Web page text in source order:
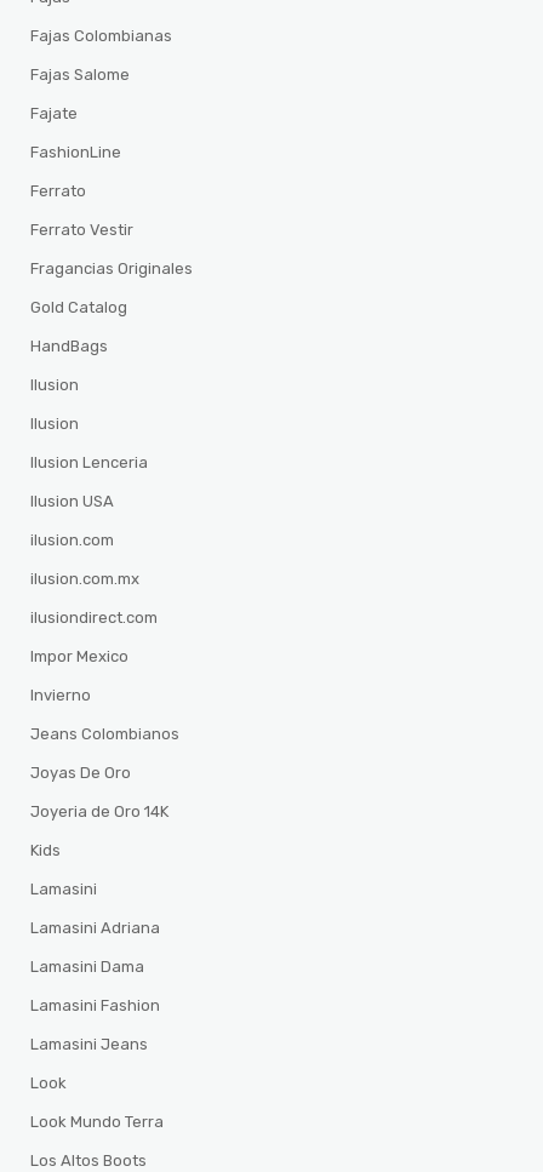
Fajas Colombianas
Fajas Salome
Fajate
FashionLine
Ferrato
Ferrato Vestir
Fragancias Originales
Gold Catalog
HandBags
Ilusion
Ilusion
Ilusion Lenceria
Ilusion USA
ilusion.com
ilusion.com.mx
ilusiondirect.com
Impor Mexico
Invierno
Jeans Colombianos
Joyas De Oro
Joyeria de Oro 14K
Kids
Lamasini
Lamasini Adriana
Lamasini Dama
Lamasini Fashion
Lamasini Jeans
Look
Look Mundo Terra
Los Altos Boots